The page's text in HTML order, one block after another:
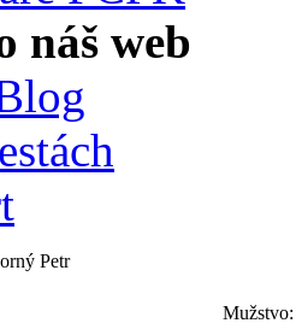
náš web
Petr
Mužstvo: